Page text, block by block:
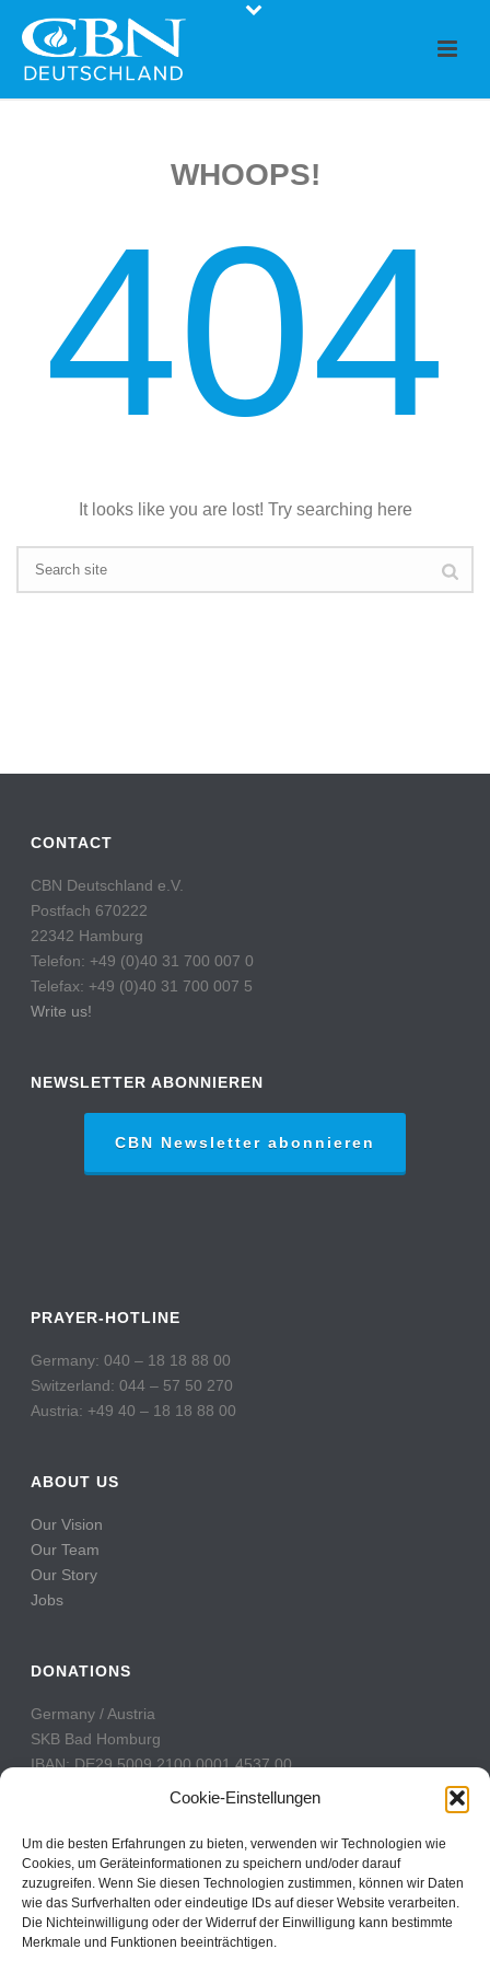
Cookie-Einstellungen
Um die besten Erfahrungen zu bieten, verwenden wir Technologien wie
Cookies, um Geräteinformationen zu speichern und/oder darauf
zuzugreifen. Wenn Sie diesen Technologien zustimmen, können wir Daten
wie das Surfverhalten oder eindeutige IDs auf dieser Website verarbeiten.
Die Nichteinwilligung oder der Widerruf der Einwilligung kann bestimmte
Merkmale und Funktionen beeinträchtigen.
WHOOPS!
404
It looks like you are lost! Try searching here
CONTACT
CBN Deutschland e.V.
Postfach 670222
22342 Hamburg
Telefon: +49 (0)40 31 700 007 0
Telefax: +49 (0)40 31 700 007 5
Write us!
NEWSLETTER ABONNIEREN
CBN Newsletter abonnieren
PRAYER-HOTLINE
Germany: 040 – 18 18 88 00
Switzerland: 044 – 57 50 270
Austria: +49 40 – 18 18 88 00
ABOUT US
Our Vision
Our Team
Our Story
Jobs
DONATIONS
Germany / Austria
SKB Bad Homburg
IBAN: DE29 5009 2100 0001 4537 00
BIC: GENODE51BH2
Switzerland
PostFinance
Konto: 60-742493-7
IBAN: CH31 0900 0000 6074 2493 7
BIC: POFICHBEXXX